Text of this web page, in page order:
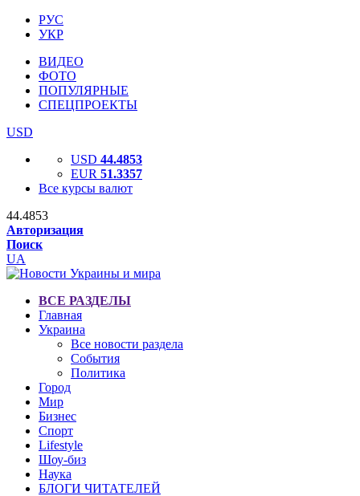
РУС
УКР
ВИДЕО
ФОТО
ПОПУЛЯРНЫЕ
СПЕЦПРОЕКТЫ
USD
USD 44.4853
EUR 51.3357
Все курсы валют
44.4853
Авторизация
Поиск
UA
ВСЕ РАЗДЕЛЫ
Главная
Украина
Все новости раздела
События
Политика
Город
Мир
Бизнес
Спорт
Lifestyle
Шоу-биз
Наука
БЛОГИ ЧИТАТЕЛЕЙ